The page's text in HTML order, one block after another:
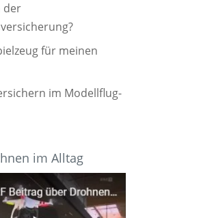
der
für meinen
im Modellflug-
im Alltag